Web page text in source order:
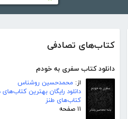
کتاب‌های تصادفی
دانلود کتاب سفری به خودم
از: محمدحسین روشناس
دانلود رایگان بهترین
کتاب‌های طنز
۱۱ صفحه